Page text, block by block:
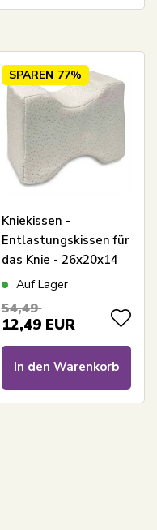
SPAREN 77%
Kniekissen -
Entlastungskissen für
das Knie - 26x20x14
cm -
Memory-Schaum
Auf Lager
54,49
12,49 EUR
In den Warenkorb